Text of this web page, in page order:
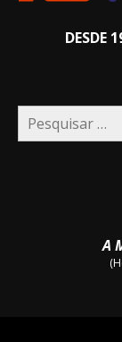
DESDE
Pesquisar
por:
A